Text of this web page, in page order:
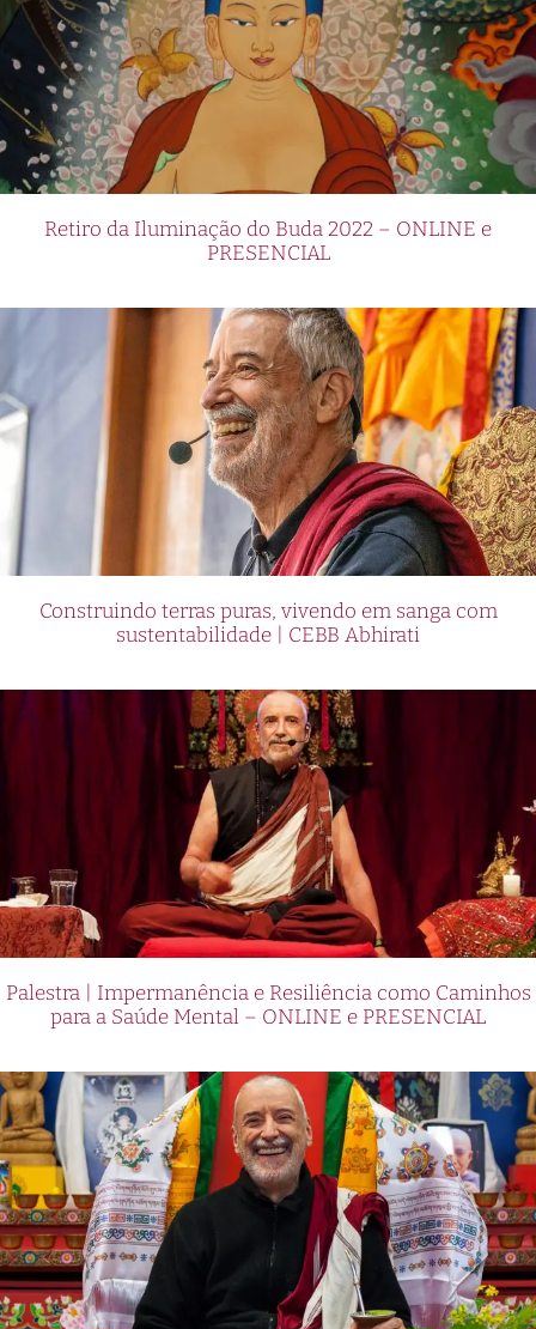
Retiro da Iluminação do Buda 2022 – ONLINE e
PRESENCIAL
Construindo terras puras, vivendo em sanga com
sustentabilidade | CEBB Abhirati
Palestra | Impermanência e Resiliência como Caminhos
para a Saúde Mental – ONLINE e PRESENCIAL